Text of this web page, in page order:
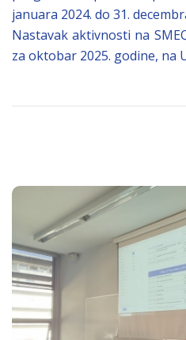
januara 2024. do 31.
Nastavak aktivnosti na
za oktobar 2025. godine, na